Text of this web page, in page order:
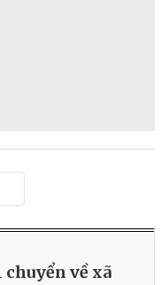
chuyển về xã